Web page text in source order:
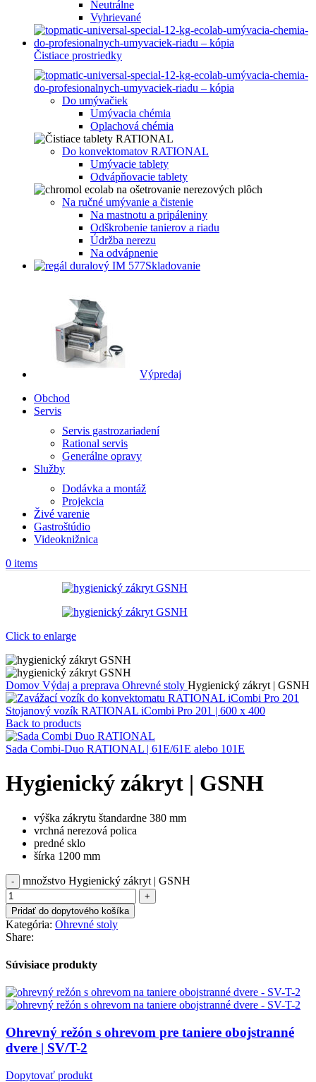
Neutrálne
Vyhrievané
Čistiace prostriedky
Do umývačiek
Umývacia chémia
Oplachová chémia
Do konvektomatov RATIONAL
Umývacie tablety
Odvápňovacie tablety
Na ručné umývanie a čistenie
Na mastnotu a pripáleniny
Odškrobenie tanierov a riadu
Údržba nerezu
Na odvápnenie
Skladovanie
Výpredaj
Obchod
Servis
Servis gastrozariadení
Rational servis
Generálne opravy
Služby
Dodávka a montáž
Projekcia
Živé varenie
Gastroštúdio
Videoknižnica
0 items
Click to enlarge
Domov Výdaj a preprava Ohrevné stoly Hygienický zákryt | GSNH
Stojanový vozík RATIONAL iCombi Pro 201 | 600 x 400
Back to products
Sada Combi-Duo RATIONAL | 61E/61E alebo 101E
Hygienický zákryt | GSNH
výška zákrytu štandardne 380 mm
vrchná nerezová polica
predné sklo
šírka 1200 mm
množstvo Hygienický zákryt | GSNH
Pridať do dopytového košíka
Kategória: Ohrevné stoly
Share:
Súvisiace produkty
Ohrevný režón s ohrevom pre taniere obojstranné
dvere | SV/T-2
Dopytovať produkt